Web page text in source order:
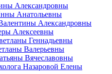
Александровны
Анатольевны
Александровны
Алексеевны
Геннадьевны
Валерьевны
Вячеславовны
Назаровой Елены